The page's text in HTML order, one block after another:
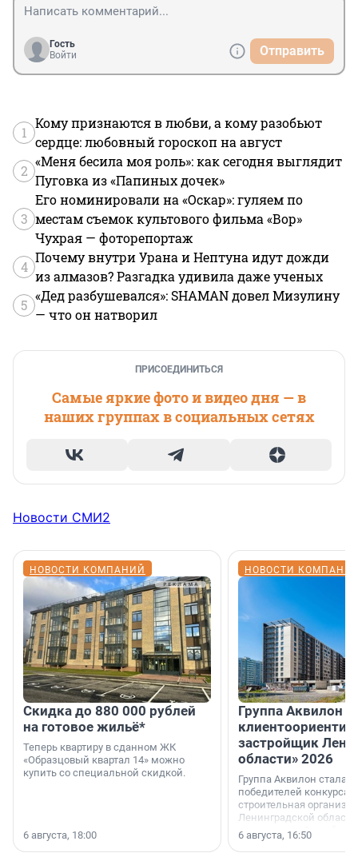
Гость
Войти
Отправить
1
Кому признаются в любви, а кому разобьют
сердце: любовный гороскоп на август
2
«Меня бесила моя роль»: как сегодня выглядит
Пуговка из «Папиных дочек»
3
Его номинировали на «Оскар»: гуляем по
местам съемок культового фильма «Вор»
Чухрая — фоторепортаж
4
Почему внутри Урана и Нептуна идут дожди
из алмазов? Разгадка удивила даже ученых
5
«Дед разбушевался»: SHAMAN довел Мизулину
— что он натворил
ПРИСОЕДИНИТЬСЯ
Самые яркие фото и видео дня — в
наших группах в социальных сетях
Новости СМИ2
НОВОСТИ КОМПАНИЙ
Скидка до 880 000 рублей
на готовое жильё*
Теперь квартиру в сданном ЖК
«Образцовый квартал 14» можно
купить со специальной скидкой.
6 августа, 18:00
НОВОСТИ
Группа Аквилон
застройщик
области» 2026
Группа Аквилон стала
победителей конкурса
строительная
Ленинградской области
номинации «Самый
застройщик
6 августа, 16:50